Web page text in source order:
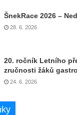
ŠnekRace 2026 –
28. 6. 2026
20. ročník Letního
zručnosti žáků
24. 6. 2026